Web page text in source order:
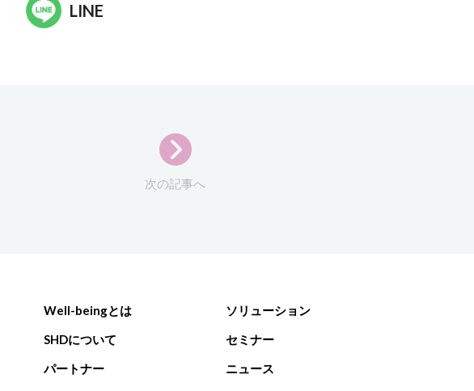
LINE
次の記事へ
Well-beingとは
ソリューション
SHDについて
セミナー
パートナー
ニュース